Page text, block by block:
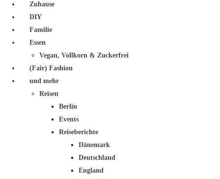
Zuhause
DIY
Familie
Essen
Vegan, Vollkorn & Zuckerfrei
(Fair) Fashion
und mehr
Reisen
Berlin
Events
Reiseberichte
Dänemark
Deutschland
England